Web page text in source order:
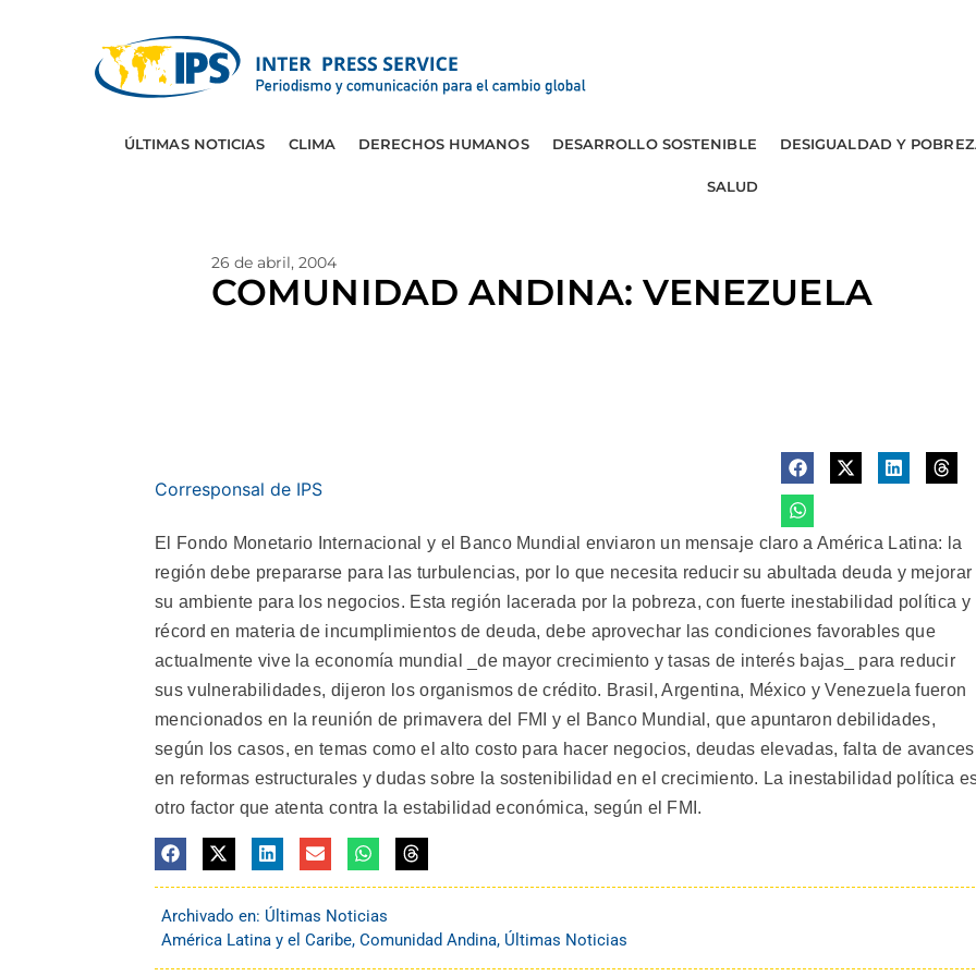
ÚLTIMAS NOTICIAS CLIMA DERECHOS HUMANOS DESARROLLO SOSTENIBLE DESIGUALDAD Y
SALUD
26 de abril, 2004
COMUNIDAD ANDINA: VENEZUELA
Corresponsal de IPS
El Fondo Monetario Internacional y el Banco Mundial enviaron un mensaje claro a América Latina: la
región debe prepararse para las turbulencias, por lo que necesita reducir su abultada deuda y mejorar
su ambiente para los negocios. Esta región lacerada por la pobreza, con fuerte inestabilidad política y
récord en materia de incumplimientos de deuda, debe aprovechar las condiciones favorables que
actualmente vive la economía mundial _de mayor crecimiento y tasas de interés bajas_ para reducir
sus vulnerabilidades, dijeron los organismos de crédito. Brasil, Argentina, México y Venezuela fueron
mencionados en la reunión de primavera del FMI y el Banco Mundial, que apuntaron debilidades,
según los casos, en temas como el alto costo para hacer negocios, deudas elevadas, falta de avances
en reformas estructurales y dudas sobre la sostenibilidad en el crecimiento. La inestabilidad política
otro factor que atenta contra la estabilidad económica, según el FMI.
Archivado en: Últimas Noticias
América Latina y el Caribe, Comunidad Andina, Últimas Noticias